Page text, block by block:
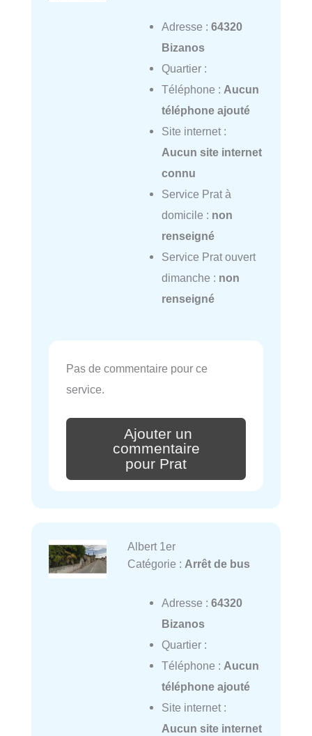
Adresse : 64320
Bizanos
Quartier :
Téléphone : Aucun
téléphone ajouté
Site internet :
Aucun site internet
connu
Service Prat à
domicile : non
renseigné
Service Prat ouvert
dimanche : non
renseigné
Pas de commentaire pour ce
service.
Ajouter un
commentaire
pour Prat
Albert 1er
Catégorie : Arrêt de bus
Adresse : 64320
Bizanos
Quartier :
Téléphone : Aucun
téléphone ajouté
Site internet :
Aucun site internet